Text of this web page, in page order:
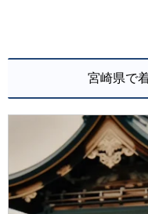
宮崎県で